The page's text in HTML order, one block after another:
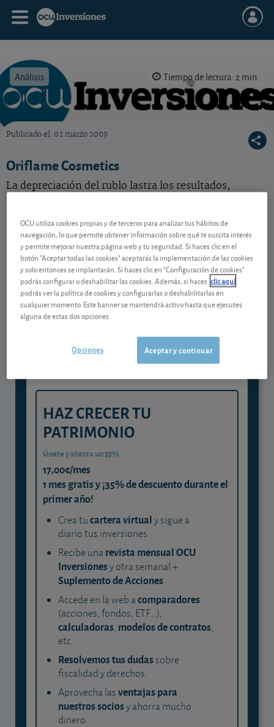
Análisis Tiempo de lectura: 2 min.
Publicado el 02 marzo 2009
Oriflame Cosmetics
La depreciación del rublo lastra los resultados,
Contenido reservado a SOCIOS
Gestiona tu dinero con visión
experta
para ti
HAZ CRECER TU
PATRIMONIO
Únete y ahorra un 35%
17,00€/mes
1 mes gratis y ¡35% de descuento durante el
primer año!
Crea tucartera virtualy sigue a
diario tus inversiones.
Recibe unarevista mensual OCU
Inversionesy otra semanal +
Suplemento de Acciones.
Accede en la web acomparadores
(acciones, fondos, ETF...),
calculadoras, modelos de contratos,
etc.
Resolvemos tus dudassobre
fiscalidad y derechos.
Aprovecha lasventajas para
nuestros sociosy ahorra mucho
dinero.
OCU utiliza cookies propias y de terceros para analizar tus hábitos de
navegación, lo que permite obtener información sobre qué te suscita interés
y permite mejorar nuestra página web y tu seguridad. Si haces clic en el
botón "Aceptar todas las cookies" aceptarás la implementación de las cookies
y solo entonces se implantarán. Si haces clic en "Configuración de cookies"
podrás configurar o deshabilitar las cookies. Además, si haces clic aquí
podrás ver la política de cookies y configurarlas o deshabilitarlas en
cualquier momento. Este banner se mantendrá activo hasta que ejecutes
alguna de estas dos opciones.
Aceptar y continuar
Opciones